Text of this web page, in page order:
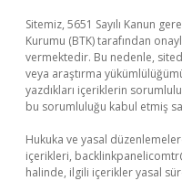
Sitemiz, 5651 Sayılı Kanun
Kurumu (BTK) tarafından
vermektedir. Bu nedenle,
veya araştırma
yazdıkları içeriklerin
bu sorumluluğu kabul etmiş
Hukuka ve yasal
içerikleri,
halinde, ilgili içerikler yasal